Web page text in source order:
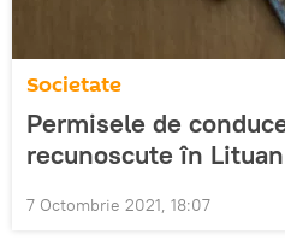
Societate
Permisele de
recunoscute în
7 Octombrie 2021, 18:07